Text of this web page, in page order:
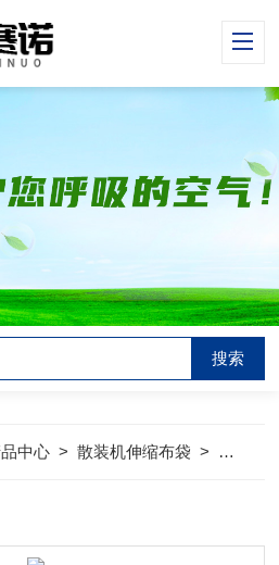
中心 >散装机伸缩布袋 > 吊环式